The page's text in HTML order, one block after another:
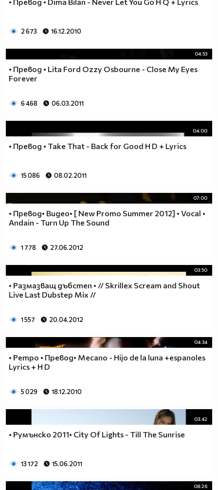
2 673 16.12.2010
04:53
• Превод • Lita Ford Ozzy Osbourne - Close My Eyes
Forever
6 468 06.03.2011
04:00
• Превод • Take That - Back for Good H D + Lyrics
15 086 08.02.2011
07:00
• Превод• Видео• [ New Promo Summer 2012] • Vocal •
Andain - Turn Up The Sound
1 778 27.06.2012
03:50
• Размазващ дъбстеп • // Skrillex Scream and Shout
Live Last Dubstep Mix //
1 557 20.04.2012
04:34
• Ретро • Превод• Mecano - Hijo de la luna +espanoles
Lyrics + H D
5 029 18.12.2010
03:42
• Румънско 2011• City Of Lights - Till The Sunrise
13 172 15.06.2011
08:26